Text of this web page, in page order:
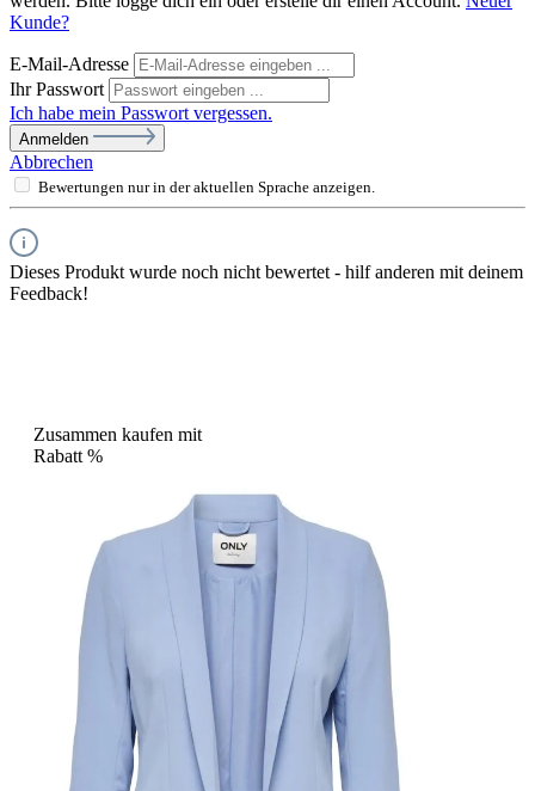
Kunde?
E-Mail-Adresse
Ihr Passwort
Ich habe mein Passwort vergessen.
Anmelden
Abbrechen
Bewertungen nur in der aktuellen Sprache anzeigen.
Dieses Produkt wurde noch nicht bewertet - hilf anderen mit deinem
Feedback!
Zusammen kaufen mit
Rabatt %